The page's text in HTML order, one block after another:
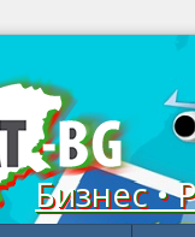
Бизнес •